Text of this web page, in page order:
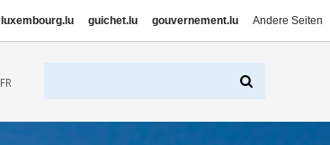
luxembourg.lu guichet.lu gouvernement.lu Andere Seiten
FR